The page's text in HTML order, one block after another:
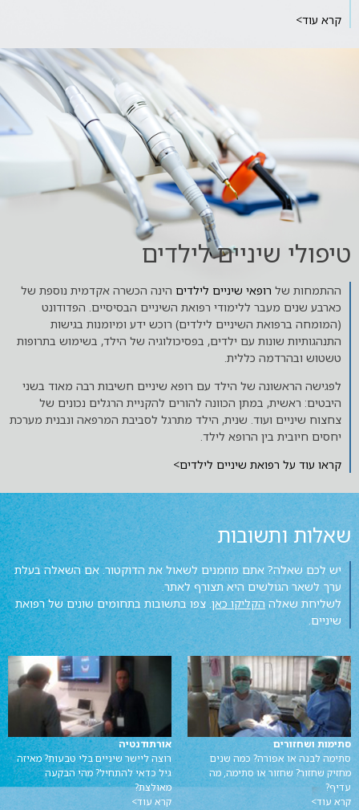
קרא עוד>
טיפולי שיניים לילדים
ההתמחות של רופאי שיניים לילדים הינה הכשרה אקדמית נוספת של
כארבע שנים מעבר ללימודי רפואת השיניים הבסיסיים. הפדודונט
(המומחה ברפואת השיניים לילדים) רוכש ידע ומיומנות בגישות
התנהגותיות שונות עם ילדים, בפסיכולוגיה של הילד, בשימוש בתרופות
טשטוש ובהרדמה כללית.
לפגישה הראשונה של הילד עם רופא שיניים חשיבות רבה מאוד בשני
היבטים: ראשית, במתן הכוונה להורים להקניית הרגלים נכונים של
צחצוח שיניים ועוד. שנית, הילד מתרגל לסביבת המרפאה ונבנית מערכת
יחסים חיובית בין הרופא לילד.
קראו עוד על רפואת שיניים לילדים>
שאלות ותשובות
יש לכם שאלה? אתם מוזמנים לשאול את הדוקטור. אם השאלה בעלת
ערך לשאר הגולשים היא תצורף לאתר.
לשליחת שאלההקליקו כאן. צפו בתשובות בתחומים שונים של רפואת
שיניים.
סתימות ושחזורים
סתימה לבנה או אפורה? כמה שנים
מחזיק שחזור? שחזור או סתימה, מה
עדיף?
קרא עוד>
אורתודנטיה
רוצה ליישר שיניים בלי טבעות? מאיזה
גיל כדאי להתחיל? מהי הבקעה
מאולצת?
קרא עוד>